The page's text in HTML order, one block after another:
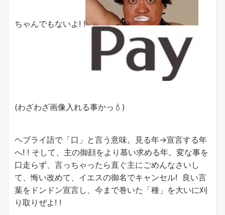
ちゃんでもないよ! !
(わざわざ画像入れる事かっ💧)
ヘブライ語で「口」と言う意味。見る年→宣言する年
へ! ! そして、 主の御顔をより慕い求める年。変な事を
口走らず、言っちゃったら直ぐ主にごめんなさいし
て、悔い改めて、イエスの御名でキャンセル! 良い言
葉をドンドン宣言し、今まで巻いた「種」を大いに刈
り取りぜよ! !